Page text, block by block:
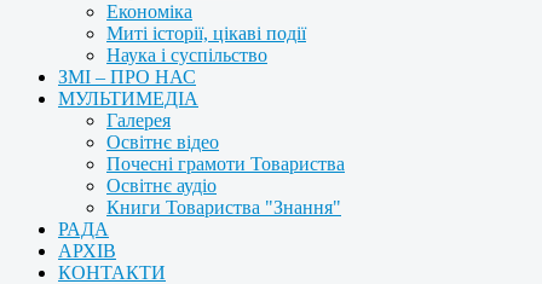
Економіка
Миті історії, цікаві події
Наука і суспільство
ЗМІ – ПРО НАС
МУЛЬТИМЕДІА
Галерея
Освітнє відео
Почесні грамоти Товариства
Освітнє аудіо
Книги Товариства "Знання"
РАДА
АРХІВ
КОНТАКТИ